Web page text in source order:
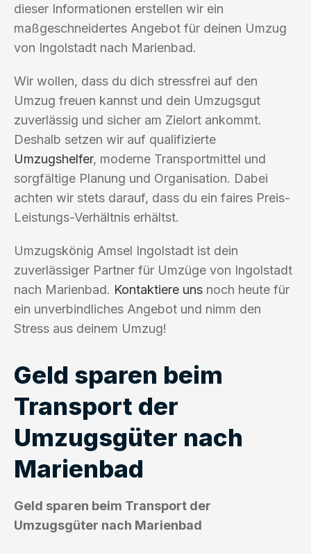
dieser Informationen erstellen wir ein
maßgeschneidertes Angebot für deinen Umzug
von Ingolstadt nach Marienbad.
Wir wollen, dass du dich stressfrei auf den
Umzug freuen kannst und dein Umzugsgut
zuverlässig und sicher am Zielort ankommt.
Deshalb setzen wir auf qualifizierte
Umzugshelfer, moderne Transportmittel und
sorgfältige Planung und Organisation. Dabei
achten wir stets darauf, dass du ein faires Preis-
Leistungs-Verhältnis erhältst.
Umzugskönig Amsel Ingolstadt ist dein
zuverlässiger Partner für Umzüge von Ingolstadt
nach Marienbad. Kontaktiere uns noch heute für
ein unverbindliches Angebot und nimm den
Stress aus deinem Umzug!
Geld sparen beim
Transport der
Umzugsgüter nach
Marienbad
Geld sparen beim Transport der
Umzugsgüter nach Marienbad